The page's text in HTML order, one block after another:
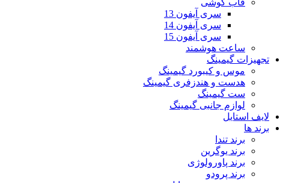
قاب گوشی
سری آیفون 13
سری آیفون 14
سری آیفون 15
ساعت هوشمند
تجهیزات گیمینگ
موس و کیبورد گیمینگ
هدست و هندزفری گیمینگ
ست گیمینگ
لوازم جانبی گیمینگ
لایف استایل
برند ها
برند تندا
برند یوگرین
برند پاورولوژی
برند پرودو